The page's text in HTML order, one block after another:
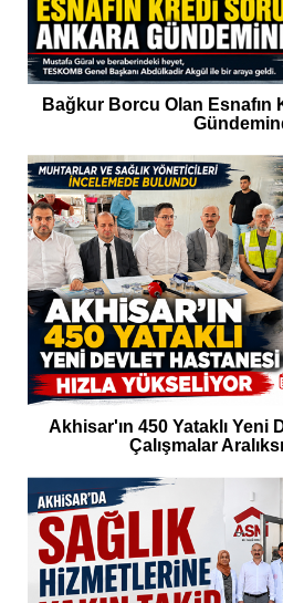
Bağkur Borcu Olan Esnafın
Akhisar'ın 450 Yataklı Yeni
Çalışmalar